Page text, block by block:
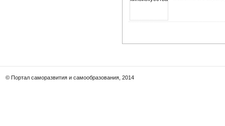
© Портал саморазвития и самообразования, 2014